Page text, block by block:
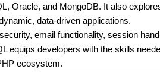
Oracle, and MongoDB. It also
data-driven applications.
email functionality, session
equips developers with the skills
ecosystem.